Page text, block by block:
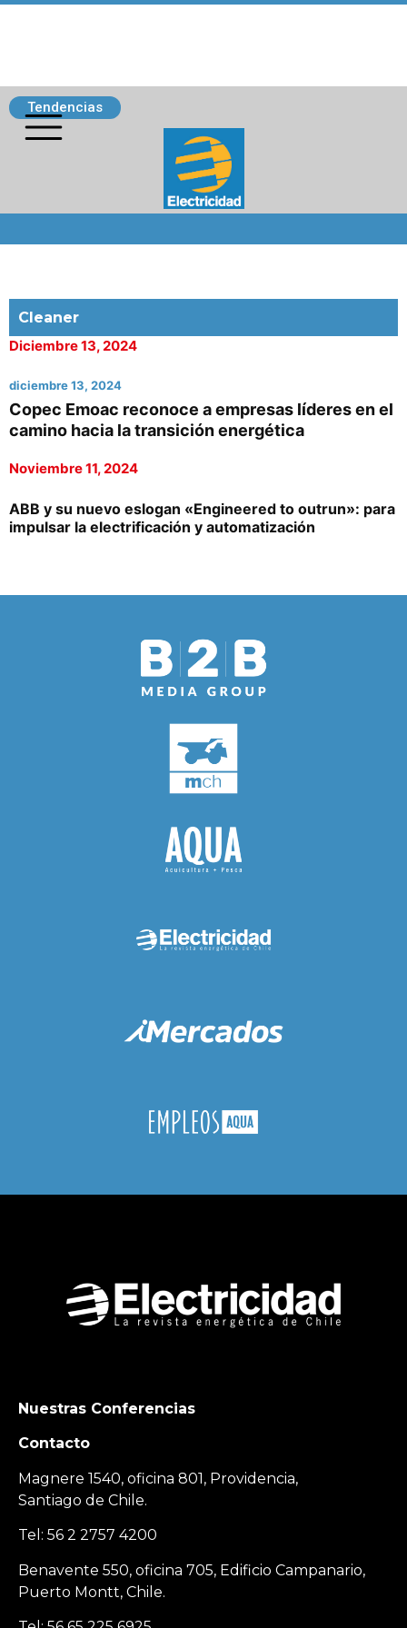
Tendencias
Cleaner
Diciembre 13, 2024
diciembre 13, 2024
Copec Emoac reconoce a empresas líderes en el
camino hacia la transición energética
Noviembre 11, 2024
ABB y su nuevo eslogan «Engineered to outrun»: para
impulsar la electrificación y automatización
Nuestras Conferencias
Contacto
Magnere 1540, oficina 801, Providencia,
Santiago de Chile.
Tel: 56 2 2757 4200
Benavente 550, oficina 705, Edificio Campanario,
Puerto Montt, Chile.